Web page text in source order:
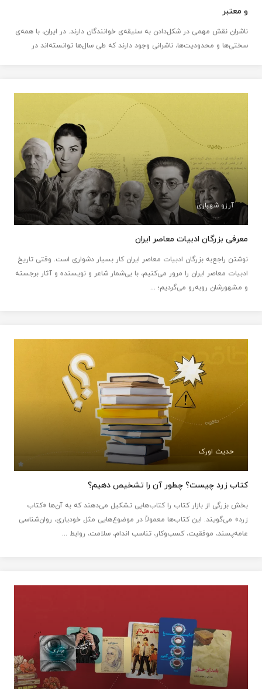
و معتبر
ناشران نقش مهمی در شکل‌دادن به سلیقه‌ی خوانندگان دارند. در ایران، با همه‌ی
سختی‌ها و محدودیت‌ها، ناشرانی وجود دارند که طی سال‌ها توانسته‌اند در
آرزو شهبازی
معرفی بزرگان ادبیات معاصر ایران
نوشتن راجع‌به بزرگان ادبیات معاصر ایران کار بسیار دشواری است. وقتی تاریخ
ادبیات معاصر ایران را مرور می‌کنیم، با بی‌شمار شاعر و نویسنده و آثار برجسته
و مشهورشان روبه‌رو می‌گردیم؛ ...
حدیث اورک
کتاب زرد چیست؟ چطور آن را تشخیص دهیم؟
بخش بزرگی از بازار کتاب را کتاب‌هایی تشکیل می‌دهند که به آن‌ها «کتاب
زرد» می‌گویند. این کتاب‌ها معمولاً در موضوع‌هایی مثل خودیاری، روان‌شناسی
عامه‌پسند، موفقیت، کسب‌وکار، تناسب اندام، سلامت، روابط ...